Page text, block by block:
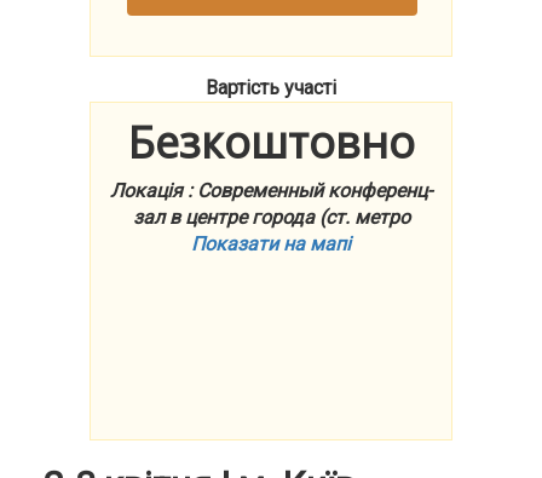
Вартість участі
Безкоштовно
Локація : Современный конференц-
зал в центре города (ст. метро
Показати на мапі